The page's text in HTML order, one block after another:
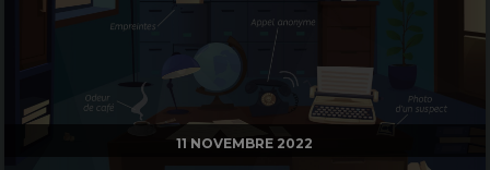
11 NOVEMBRE 2022